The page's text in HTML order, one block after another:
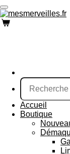
Passer
au
contenu
Accueil
Boutique